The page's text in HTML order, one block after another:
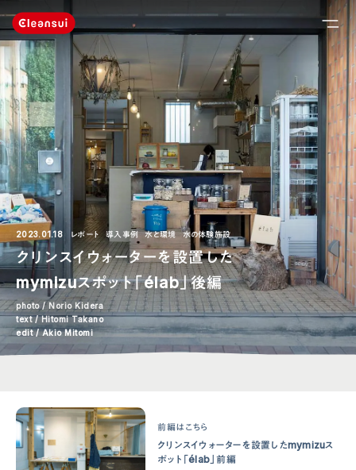
2023.01.18 レポート 導入事例 水と環境 水の体験施設
クリンスイウォーターを設置した
mymizuスポット「élab」後編
photo / Norio Kidera
text / Hitomi Takano
edit / Akio Mitomi
前編はこちら
クリンスイウォーターを設置したmymizuス
ポット「élab」前編